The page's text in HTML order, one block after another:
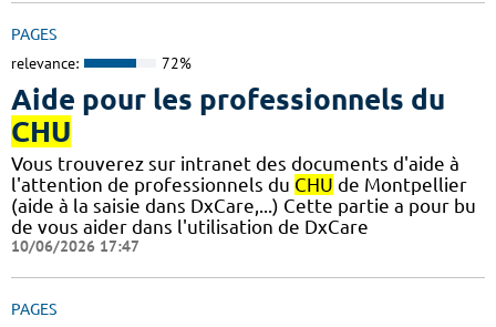
PAGES
relevance: 72%
Aide pour les professionnels du
CHU
Vous trouverez sur intranet des documents d'aide à
l'attention de professionnels du CHU de Montpellier
(aide à la saisie dans DxCare,...) Cette partie a pour bu
de vous aider dans l'utilisation de DxCare
10/06/2026 17:47
PAGES